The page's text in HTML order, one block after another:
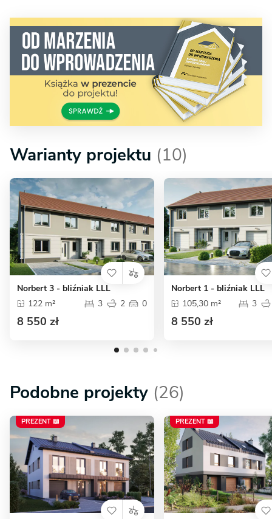
Warianty projektu (10)
Norbert 3 - bliźniak LLL
122 m²
3 2 0
8 550 zł
Norbert 1 - bliźniak LLL
105,30 m²
3
8 550 zł
Podobne projekty (26)
PREZENT 📖 PREZENT 📖